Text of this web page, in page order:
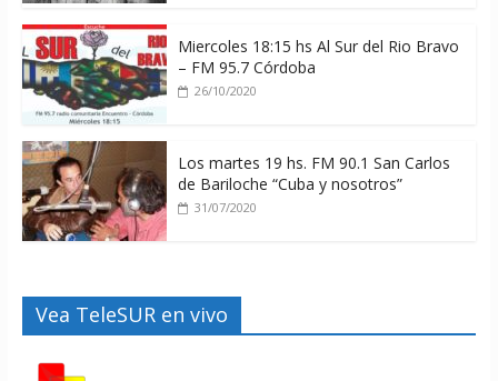
Miercoles 18:15 hs Al Sur del Rio Bravo
– FM 95.7 Córdoba
26/10/2020
Los martes 19 hs. FM 90.1 San Carlos
de Bariloche “Cuba y nosotros”
31/07/2020
Vea TeleSUR en vivo